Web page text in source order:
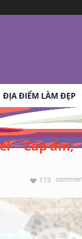
ĐỊA ĐIỂM LÀM ĐẸP
– Cấp ẩm,
173